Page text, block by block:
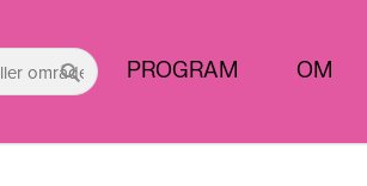
PROGRAM OM